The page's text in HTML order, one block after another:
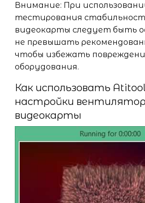
Внимание: При
тестирования
видеокарты следует быть
не превышать
чтобы избежать
оборудования.
Как использовать
настройки
видеокарты